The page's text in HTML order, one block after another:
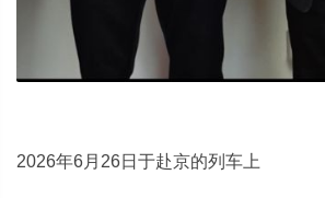
2026年6月26日于赴京的列车上